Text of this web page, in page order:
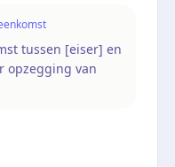
tussen [eiser] en
opzegging van